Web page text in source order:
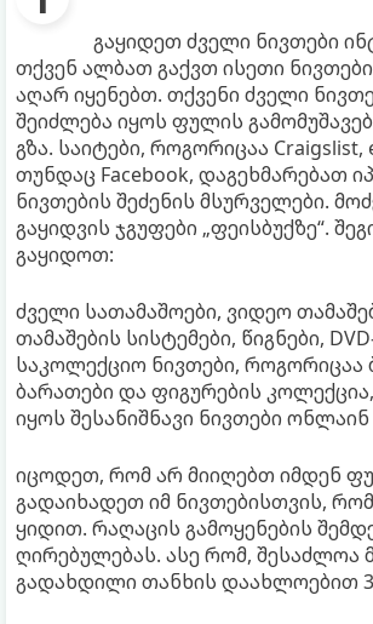
გაყიდეთ ძველი ნივთები
თქვენ ალბათ გაქვთ ისეთი
აღარ იყენებთ. თქვენი ძველი
შეიძლება იყოს ფულის
გზა. საიტები, როგორიცაა Craigslist,
თუნდაც Facebook, დაგეხმარებათ
ნივთების შეძენის მსურველები.
გაყიდვის ჯგუფები „ფეისბუქზე“.
გაყიდოთ:
ძველი სათამაშოები, ვიდეო
თამაშების სისტემები, წიგნები,
საკოლექციო ნივთები, როგორიცაა
ბარათები და ფიგურების
იყოს შესანიშნავი ნივთები
იცოდეთ, რომ არ მიიღებთ იმდენ
გადაიხადეთ იმ ნივთებისთვის,
ყიდით. რაღაცის გამოყენების
ღირებულებას. ასე რომ, შესაძლოა
გადახდილი თანხის დაახლოებით